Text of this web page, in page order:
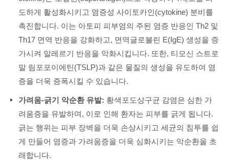
도하게 활성화시키고 염증성 사이토카인(cytokine) 분비를
촉진합니다. 이는 아토피 피부염의 주된 염증 반응인 Th2 및
Th17 면역 반응을 강화하고, 면역글로불린 E(IgE) 생성을 증
가시켜 알레르기 반응을 악화시킵니다. 또한, 티모신 스트로
말 림포포이에틴(TSLP)과 같은 물질의 생성을 유도하여 염
증을 더욱 증폭시킬 수 있습니다.
가려움-긁기 악순환 유발: 황색포도상구균 감염은 심한 가
려움증을 유발하며, 이로 인해 환자는 피부를 긁게 됩니다.
긁는 행위는 피부 장벽을 더욱 손상시키고 세균의 침투를 쉽
게 만들어 염증과 가려움증을 더욱 심화시키는 악순환을 초
래합니다.